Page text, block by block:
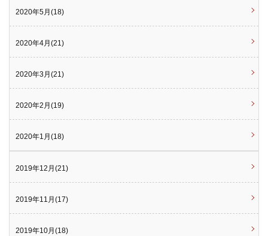
2020年5月(18)
2020年4月(21)
2020年3月(21)
2020年2月(19)
2020年1月(18)
2019年12月(21)
2019年11月(17)
2019年10月(18)